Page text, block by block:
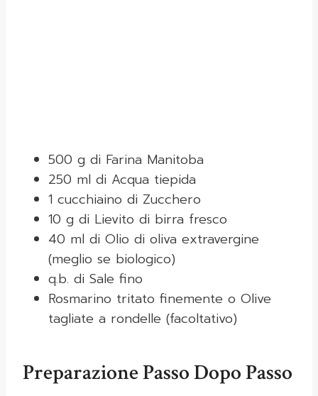
500 g di Farina Manitoba
250 ml di Acqua tiepida
1 cucchiaino di Zucchero
10 g di Lievito di birra fresco
40 ml di Olio di oliva extravergine
(meglio se biologico)
q.b. di Sale fino
Rosmarino tritato finemente o Olive
tagliate a rondelle (facoltativo)
Preparazione Passo Dopo Passo